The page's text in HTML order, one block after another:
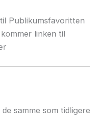
Publikumsfavoritten
linken til
samme som tidligere